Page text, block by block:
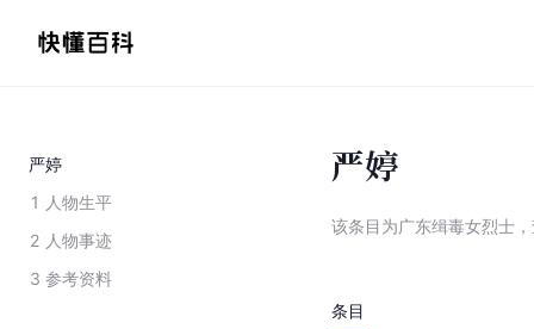
严婷
1 人物生平
2 人物事迹
3 参考资料
严婷
该条目为广东缉毒女烈士 ，
条目